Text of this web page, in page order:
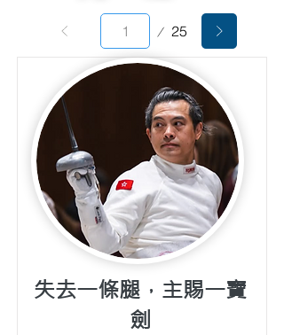
25
頁
失去一條腿，主賜一寶
劍